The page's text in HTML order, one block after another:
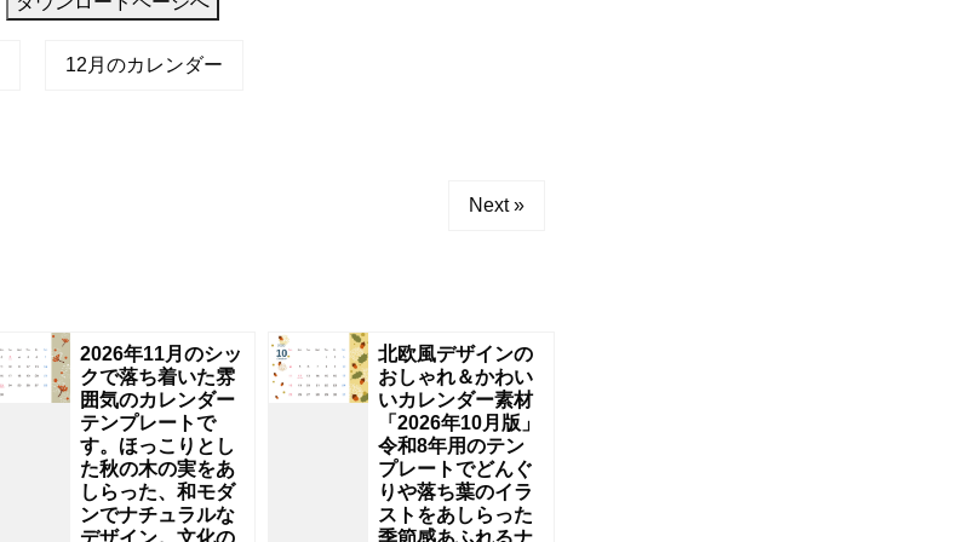
12月のカレンダー
Next »
2026年11月のシッ
クで落ち着いた雰
囲気のカレンダー
テンプレートで
す。ほっこりとし
た秋の木の実をあ
しらった、和モダ
ンでナチュラルな
北欧風デザインの
おしゃれ＆かわい
いカレンダー素材
「2026年10月版」
令和8年用のテン
プレートでどんぐ
りや落ち葉のイラ
ストをあしらった